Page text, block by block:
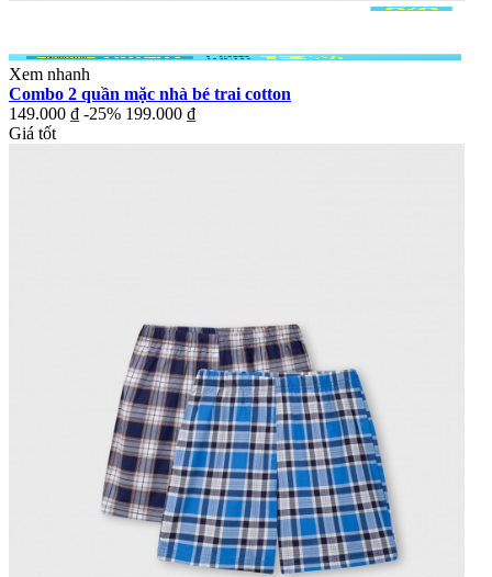
Xem nhanh
Combo 2 quần mặc nhà bé trai cotton
149.000 ₫ -25% 199.000 ₫
Giá tốt